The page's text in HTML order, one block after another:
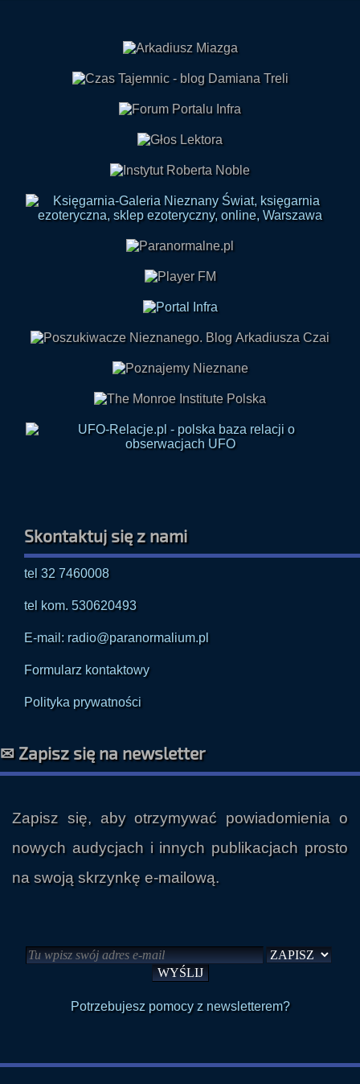
Skontaktuj się z nami
tel 32 7460008
tel kom. 530620493
E-mail: radio@paranormalium.pl
Formularz kontaktowy
Polityka prywatności
✉ Zapisz się na newsletter
Zapisz się, aby otrzymywać powiadomienia o
nowych audycjach i innych publikacjach prosto
na swoją skrzynkę e-mailową.
Potrzebujesz pomocy z newsletterem?